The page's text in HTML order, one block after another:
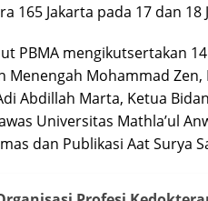
165 Jakarta pada 17 dan 18
PBMA mengikutsertakan
Menengah Mohammad
Abdillah Marta, Ketua
Universitas Mathla’ul
dan Publikasi Aat Surya